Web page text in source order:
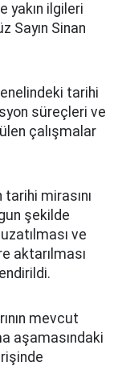
yakın ilgileri
Sayın Sinan
tarihi
süreçleri ve
çalışmalar
mirasını
şekilde
ve
aktarılması
mevcut
aşamasındaki